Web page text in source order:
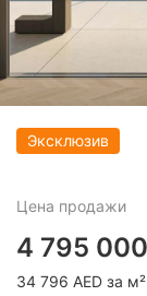
Эксклюзив
Цена продажи
4 795 000
34 796 AED за м²